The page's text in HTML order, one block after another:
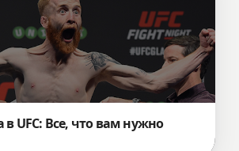
в UFC: Все, что вам нужно